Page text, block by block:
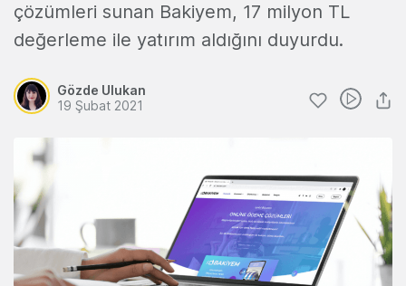
çözümleri sunan Bakiyem, 17 milyon TL
değerleme ile yatırım aldığını duyurdu.
Gözde Ulukan
19 Şubat 2021